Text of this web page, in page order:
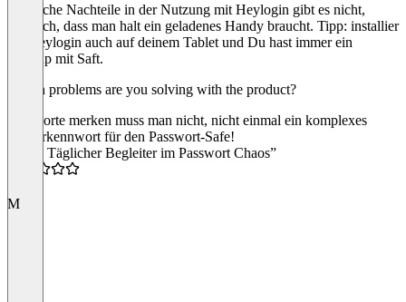
Wirkliche Nachteile in der Nutzung mit Heylogin gibt es nicht,
lediglich, dass man halt ein geladenes Handy braucht. Tipp: installier
die Heylogin auch auf deinem Tablet und Du hast immer ein
Backup mit Saft.
Which problems are you solving with the product?
Passworte merken muss man nicht, nicht einmal ein komplexes
Masterkennwort für den Passwort-Safe!
“Mein Täglicher Begleiter im Passwort Chaos”
M